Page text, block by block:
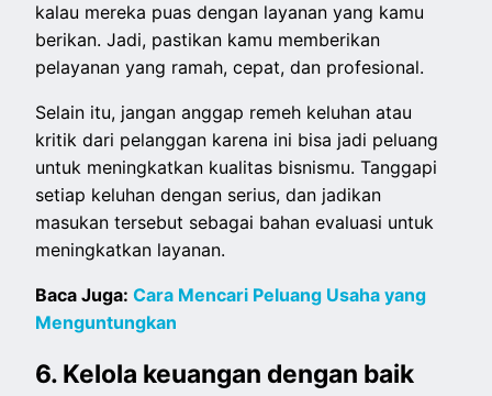
kalau mereka puas dengan layanan yang kamu
berikan. Jadi, pastikan kamu memberikan
pelayanan yang ramah, cepat, dan profesional.
Selain itu, jangan anggap remeh keluhan atau
kritik dari pelanggan karena ini bisa jadi peluang
untuk meningkatkan kualitas bisnismu. Tanggapi
setiap keluhan dengan serius, dan jadikan
masukan tersebut sebagai bahan evaluasi untuk
meningkatkan layanan.
Baca Juga:Cara Mencari Peluang Usaha yang
Menguntungkan
6. Kelola keuangan dengan baik